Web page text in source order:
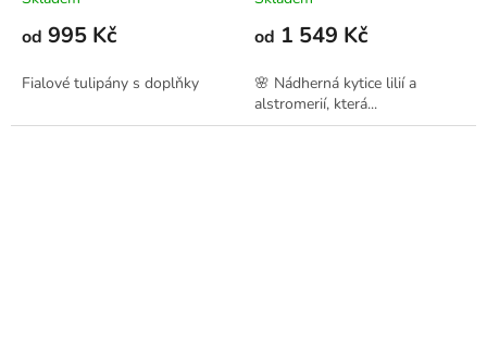
od 995 Kč
Fialové tulipány s doplňky
od 1 549 Kč
🌸 Nádherná kytice lilií a
alstromerií, která...